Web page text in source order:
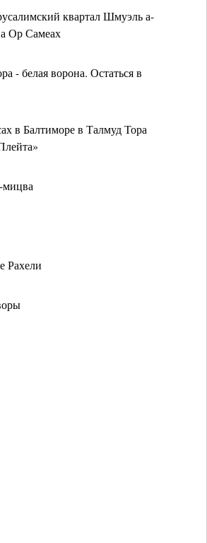
квартал Шмуэль а-
Ор Самеах
- белая ворона. Остаться в
в Балтиморе в Талмуд Тора
мицва
Рахели